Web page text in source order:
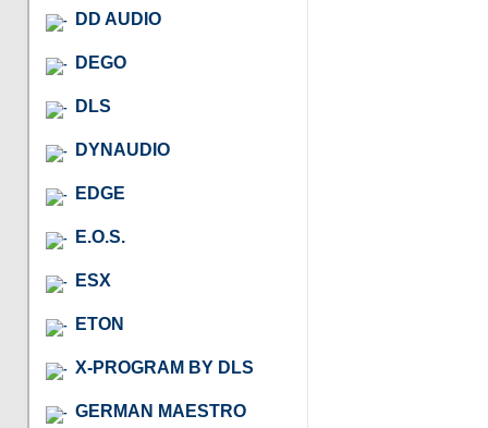
DD AUDIO
DEGO
DLS
DYNAUDIO
EDGE
E.O.S.
ESX
ETON
X-PROGRAM BY DLS
GERMAN MAESTRO